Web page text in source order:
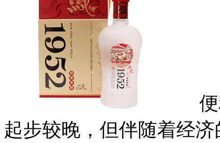
便利
起步较晚，但伴随着经